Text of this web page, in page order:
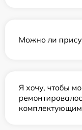
Можно ли
Я хочу, чтобы